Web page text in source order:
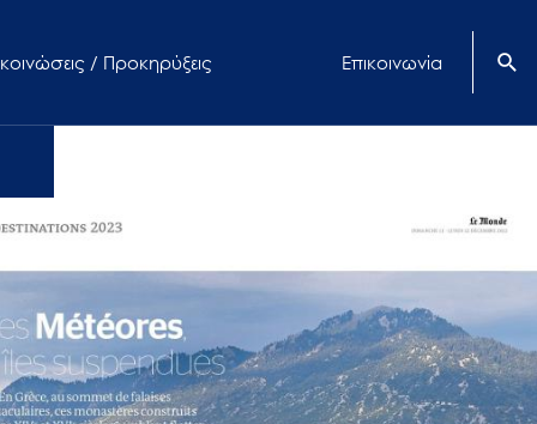
/ Προκηρύξεις Επικοινωνία